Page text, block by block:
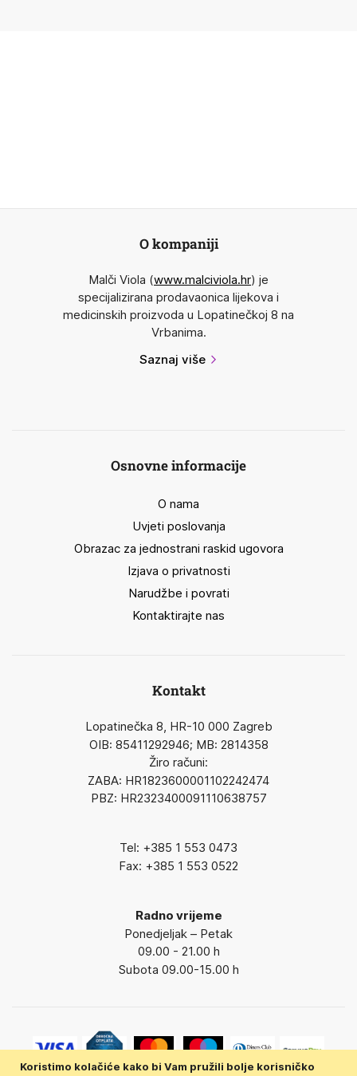
Koristimo kolačiće kako bi Vam pružili bolje korisničko
O kompaniji
Malči Viola (www.malciviola.hr) je
specijalizirana prodavaonica lijekova i
medicinskih proizvoda u Lopatinečkoj 8 na
Vrbanima.
Saznaj više
Osnovne informacije
O nama
Uvjeti poslovanja
Obrazac za jednostrani raskid ugovora
Izjava o privatnosti
Narudžbe i povrati
Kontaktirajte nas
Kontakt
Lopatinečka 8, HR-10 000 Zagreb
OIB: 85411292946; MB: 2814358
Žiro računi:
ZABA: HR1823600001102242474
PBZ: HR2323400091110638757
Tel: +385 1 553 0473
Fax: +385 1 553 0522
Radno vrijeme
Ponedjeljak – Petak
09.00 - 21.00 h
Subota 09.00-15.00 h